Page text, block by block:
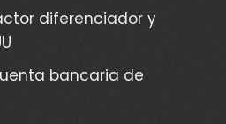
diferenciador y
bancaria de